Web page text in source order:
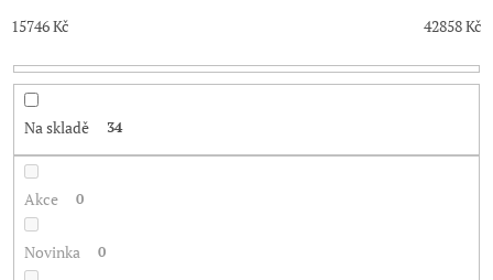
u
k
t
ů
15746Kč 42858Kč
Na skladě 34
Akce 0
Novinka 0